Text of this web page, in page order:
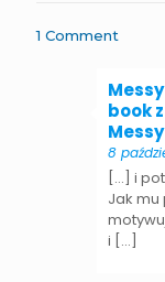
1 Comment
book
8
[…] i
Jak mu
i […]